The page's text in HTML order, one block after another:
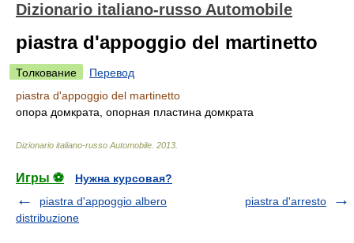
Dizionario italiano-russo Automobile
piastra d'appoggio del martinetto
Толкование
Перевод
piastra d'appoggio del martinetto
опора домкрата, опорная пластина домкрата
Dizionario italiano-russo Automobile 2013
Игры ⚽
Нужна курсовая?
piastra d'appoggio albero
distribuzione
piastra d'arresto